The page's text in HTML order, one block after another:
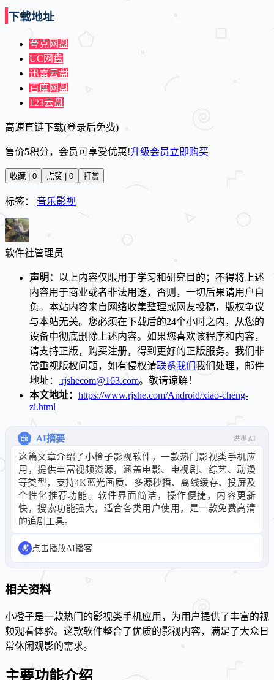
下载地址
夸克网盘
UC网盘
迅雷云盘
百度网盘
123云盘
高速直链下载(登录后免费)
售价5积分，会员可享受优惠!升级会员立即购买
收藏 | 0 点赞 | 0 打赏
标签： 音乐影视
软件社管理员
声明： 以上内容仅限用于学习和研究目的；不得将上述
内容用于商业或者非法用途，否则，一切后果请用户自
负。本站内容来自网络收集整理或网友投稿，版权争议
与本站无关。您必须在下载后的24个小时之内，从您的
设备中彻底删除上述内容。如果您喜欢该程序和内容，
请支持正版，购买注册，得到更好的正版服务。我们非
常重视版权问题，如有侵权请联系我们 我们处理，邮件
地址：
rjshecom@163.com。敬请谅解！
本文地址： https://www.rjshe.com/Android/xiao-cheng-
zi.html
AI摘要 洪墨AI
这篇文章介绍了小橙子影视软件，一款热门影视类手机应
用，提供丰富视频资源，涵盖电影、电视剧、综艺、动漫
等类型，支持4K蓝光画质、多源秒播、离线缓存、投屏及
个性化推荐功能。软件界面简洁，操作便捷，内容更新
快，搜索功能强大，适合各类用户使用，是一款免费高清
的追剧工具。
点击播放AI播客
相关资料
小橙子是一款热门的影视类手机应用，为用户提供了丰富的视
频观看体验。这款软件整合了优质的影视内容，满足了大众日
常休闲观影的需求。
主要功能介绍